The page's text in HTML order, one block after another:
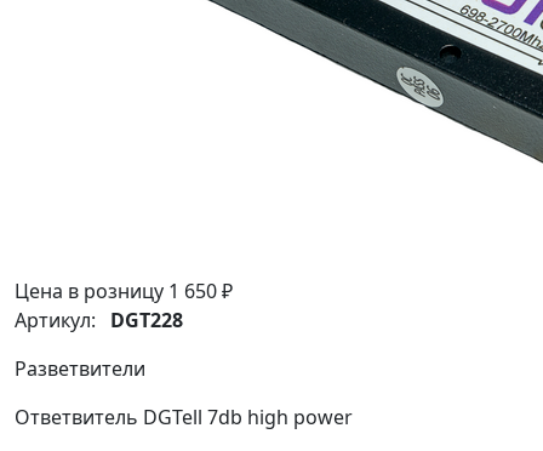
Цена в розницу 1 650 ₽
Артикул: DGT228
Разветвители
Ответвитель DGTell 7db high power